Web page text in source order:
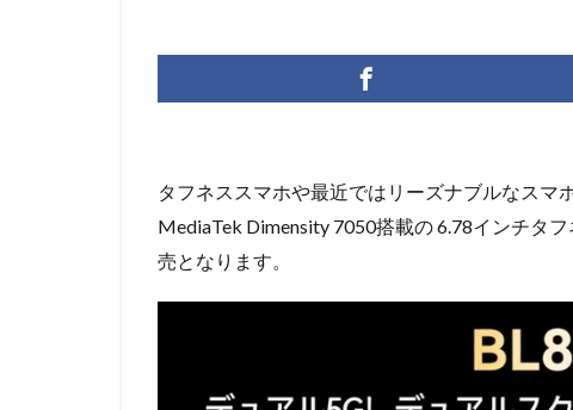
タフネススマホや最近ではリーズナブルなスマ
MediaTek Dimensity 7050搭載の 6.78インチタ
売となります。